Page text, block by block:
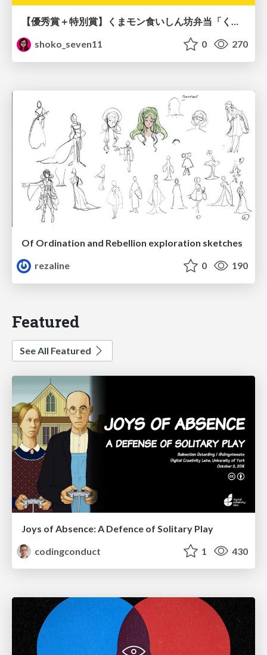
shoko_seven11
0 270
Of Ordination and Rebellion exploration sketches
rezaline
0 190
Featured
See All Featured
Joys of Absence: A Defence of Solitary Play
codingconduct
1 430